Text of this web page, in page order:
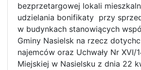
bezprzetargowej lokali
udzielania bonifikaty przy
w budynkach stanowiących
Gminy Nasielsk na rzecz
najemców oraz Uchwały Nr XVI/
Miejskiej w Nasielsku z dnia 22